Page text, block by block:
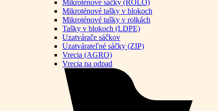
Mikroténové sáčky (ROLO)
Mikroténové tašky v blokoch
Mikroténové tašky v rolkách
Tašky v blokoch (LDPE)
Uzatvárače sáčkov
Uzatvárateľné sáčky (ZIP)
Vrecia (AGRO)
Vrecia na odpad